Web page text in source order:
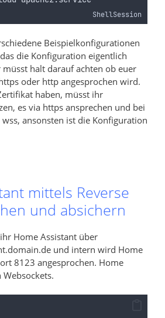
ShellSession
Beispielkonfigurationen
die Konfiguration eigentlich
halt darauf achten ob euer
oder http angesprochen wird.
haben, müsst ihr
es via https ansprechen und bei
ansonsten ist die Konfiguration
mittels Reverse
und absichern
Home Assistant über
und intern wird Home
8123 angesprochen. Home